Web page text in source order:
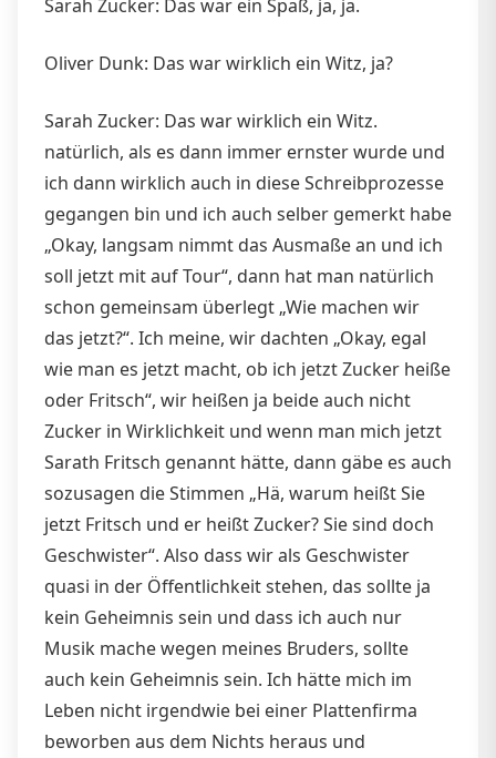
Sarah Zucker: Das war ein Spaß, ja, ja.
Oliver Dunk: Das war wirklich ein Witz, ja?
Sarah Zucker: Das war wirklich ein Witz.
natürlich, als es dann immer ernster wurde und
ich dann wirklich auch in diese Schreibprozesse
gegangen bin und ich auch selber gemerkt habe
„Okay, langsam nimmt das Ausmaße an und ich
soll jetzt mit auf Tour“, dann hat man natürlich
schon gemeinsam überlegt „Wie machen wir
das jetzt?“. Ich meine, wir dachten „Okay, egal
wie man es jetzt macht, ob ich jetzt Zucker heiße
oder Fritsch“, wir heißen ja beide auch nicht
Zucker in Wirklichkeit und wenn man mich jetzt
Sarath Fritsch genannt hätte, dann gäbe es auch
sozusagen die Stimmen „Hä, warum heißt Sie
jetzt Fritsch und er heißt Zucker? Sie sind doch
Geschwister“. Also dass wir als Geschwister
quasi in der Öffentlichkeit stehen, das sollte ja
kein Geheimnis sein und dass ich auch nur
Musik mache wegen meines Bruders, sollte
auch kein Geheimnis sein. Ich hätte mich im
Leben nicht irgendwie bei einer Plattenfirma
beworben aus dem Nichts heraus und